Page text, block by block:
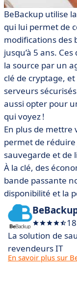
BeBackup utilise la
qui lui permet de
modifications des
jusqu’à 5 ans.
la source par un
clé de cryptage,
serveurs
aussi opter pour
qui voyez !
En plus de mettre
permet de réduire
sauvegarde et de
À la clé, des
bande passante
disponibilité et la
La solution de
revendeurs IT
En savoir plus sur